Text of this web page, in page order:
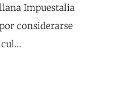
Impuestalia
considerarse